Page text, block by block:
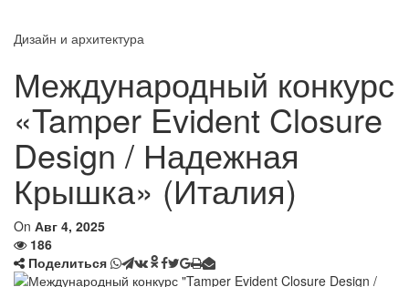
Дизайн и архитектура
Международный конкурс
«Tamper Evident Closure
Design / Надежная
Крышка» (Италия)
On Авг 4, 2025
186
Поделиться